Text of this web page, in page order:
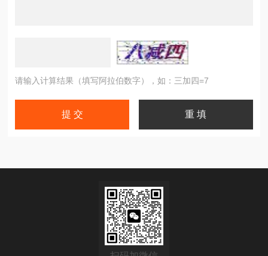
请输入计算结果（填写阿拉伯数字），如：三加四=7